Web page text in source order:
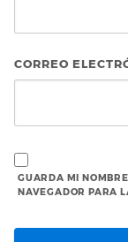
CORREO
GUARDA MI
NAVEGADOR PARA